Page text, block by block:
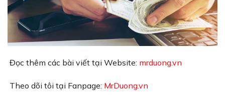
Đọc thêm các bài viết tại Website: mrduong.vn
Theo dõi tôi tại Fanpage: MrDuong.vn